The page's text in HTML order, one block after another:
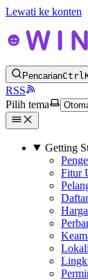
Lewati ke konten
PencarianCtrl
RSS
Pilih tema
Getting
Fitur
Daftar
Harga